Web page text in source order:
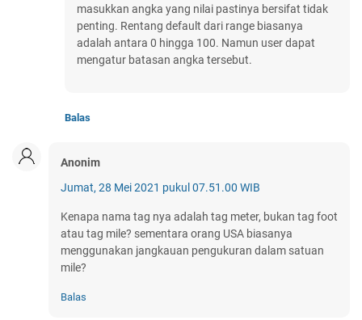
masukkan angka yang nilai pastinya bersifat tidak
penting. Rentang default dari range biasanya
adalah antara 0 hingga 100. Namun user dapat
mengatur batasan angka tersebut.
Balas
Anonim
Jumat, 28 Mei 2021 pukul 07.51.00 WIB
Kenapa nama tag nya adalah tag meter, bukan tag foot
atau tag mile? sementara orang USA biasanya
menggunakan jangkauan pengukuran dalam satuan
mile?
Balas